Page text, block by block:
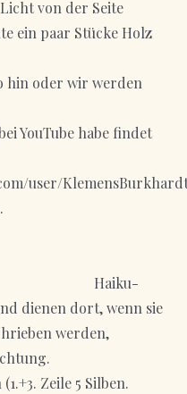
von der Seite
ein paar Stücke Holz
hin oder wir werden
YouTube habe findet
user/
Haiku-
dienen dort, wenn sie
werden,
Zeile 5 Silben.